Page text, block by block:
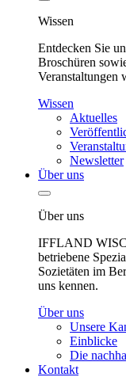
Wissen
Entdecken Sie
Broschüren
Veranstaltungen
Wissen
Aktuelles
Newsletter
Über uns
Über uns
IFFLAND
betriebene
Sozietäten im
uns kennen.
Über uns
Unsere
Einblicke
Die
Kontakt